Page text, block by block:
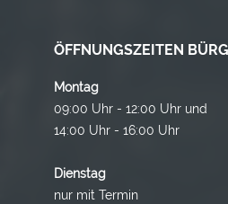
ÖFFNUNGSZEITEN
Montag
09:00 Uhr - 12:00 Uhr und
14:00 Uhr - 16:00 Uhr
Dienstag
nur mit Termin